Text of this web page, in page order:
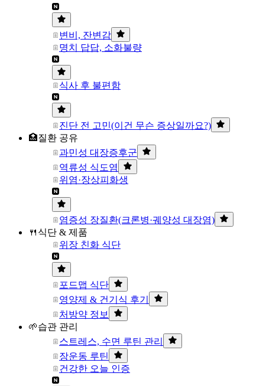
변비, 잔변감
명치 답답, 소화불량
식사 후 불편함
진단 전 고민(이건 무슨 증상일까요?)
🏥질환 공유
과민성 대장증후군
역류성 식도염
위염·장상피화생
염증성 장질환(크론병·궤양성 대장염)
🍴식단 & 제품
위장 친화 식단
포드맵 식단
영양제 & 건기식 후기
처방약 정보
🌱습관 관리
스트레스, 수면 루틴 관리
장운동 루틴
건강한 오늘 인증